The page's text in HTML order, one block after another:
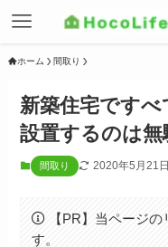
ホーム 間取り
新築住宅です
設置するのは無
間取り 2020年5月21日
【PR】当ページ
す。